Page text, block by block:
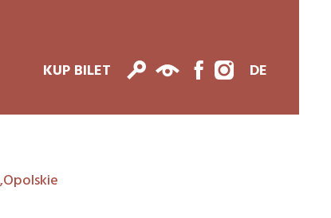
KUP BILET DE